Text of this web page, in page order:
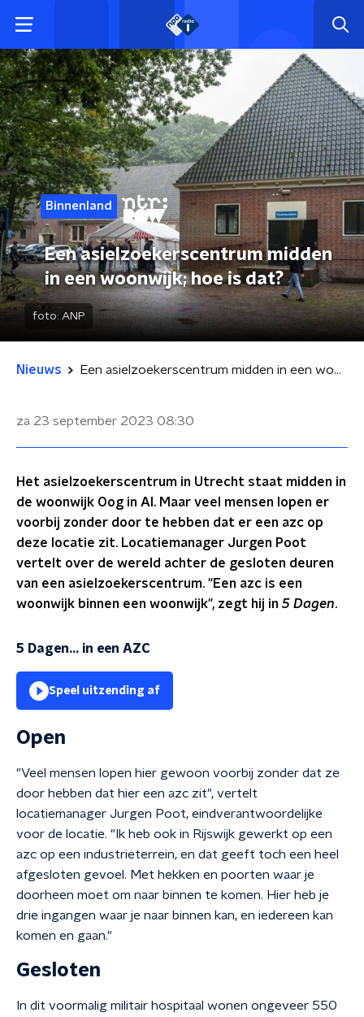
Binnenland
Een asielzoekerscentrum midden
in een woonwijk; hoe is dat?
foto: ANP
Nieuws Een asielzoekerscentrum midden in een woonwijk; hoe is dat?
za 23 september 2023 08:30
Het asielzoekerscentrum in Utrecht staat midden in
de woonwijk Oog in Al. Maar veel mensen lopen er
voorbij zonder door te hebben dat er een azc op
deze locatie zit. Locatiemanager Jurgen Poot
vertelt over de wereld achter de gesloten deuren
van een asielzoekerscentrum. "Een azc is een
woonwijk binnen een woonwijk", zegt hij in 5 Dagen.
5 Dagen... in een AZC
Speel uitzending af
Open
"Veel mensen lopen hier gewoon voorbij zonder dat ze
door hebben dat hier een azc zit", vertelt
locatiemanager Jurgen Poot, eindverantwoordelijke
voor de locatie. "Ik heb ook in Rijswijk gewerkt op een
azc op een industrieterrein, en dat geeft toch een heel
afgesloten gevoel. Met hekken en poorten waar je
doorheen moet om naar binnen te komen. Hier heb je
drie ingangen waar je naar binnen kan, en iedereen kan
komen en gaan."
Gesloten
In dit voormalig militair hospitaal wonen ongeveer 550